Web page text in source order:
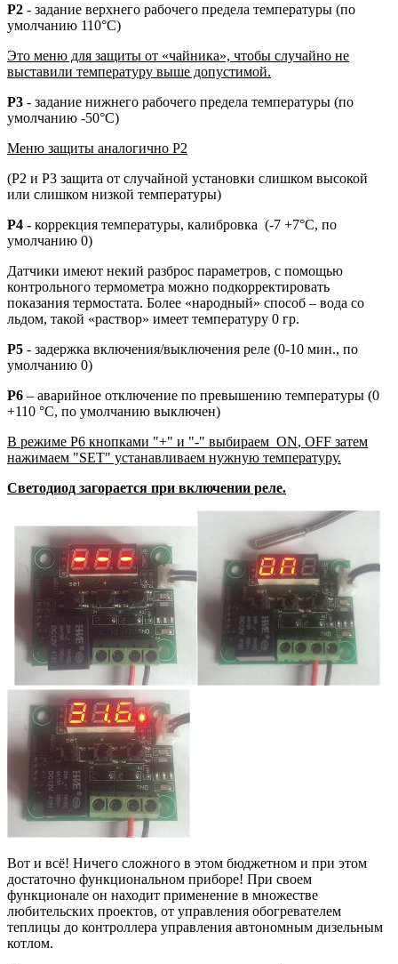
P2 - задание верхнего рабочего предела температуры (по
умолчанию 110°C)
Это меню для защиты от «чайника», чтобы случайно не
выставили температуру выше допустимой.
P3 - задание нижнего рабочего предела температуры (по
умолчанию -50°C)
Меню защиты аналогично Р2
(Р2 и Р3 защита от случайной установки слишком высокой
или слишком низкой температуры)
P4 - коррекция температуры, калибровка (-7 +7°C, по
умолчанию 0)
Датчики имеют некий разброс параметров, с помощью
контрольного термометра можно подкорректировать
показания термостата. Более «народный» способ – вода со
льдом, такой «раствор» имеет температуру 0 гр.
P5 - задержка включения/выключения реле (0-10 мин., по
умолчанию 0)
P6 – аварийное отключение по превышению температуры (0
+110 °C, по умолчанию выключен)
В режиме Р6 кнопками "+" и "-" выбираем ON, OFF затем
нажимаем "SET" устанавливаем нужную температуру.
Светодиод загорается при включении реле.
Вот и всё! Ничего сложного в этом бюджетном и при этом
достаточно функциональном приборе! При своем
функционале он находит применение в множестве
любительских проектов, от управления обогревателем
теплицы до контроллера управления автономным дизельным
котлом.